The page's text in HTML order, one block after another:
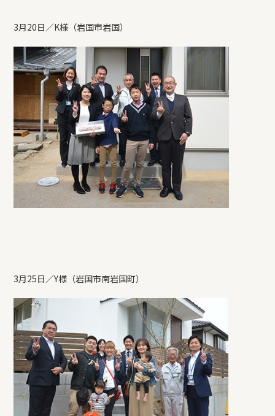
3月20日／K様（岩国市岩国）
3月25日／Y様（岩国市南岩国町）